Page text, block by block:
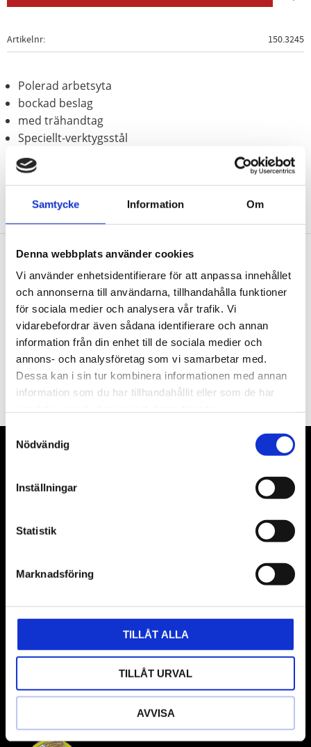
Samtycke Information Om
Denna webbplats använder cookies
Vi använder enhetsidentifierare för att anpassa innehållet
och annonserna till användarna, tillhandahålla funktioner
för sociala medier och analysera vår trafik. Vi
vidarebefordrar även sådana identifierare och annan
information från din enhet till de sociala medier och
annons- och analysföretag som vi samarbetar med.
Dessa kan i sin tur kombinera informationen med annan
information som du har tillhandahållit eller som de har
Samtyckesval
Nödvändig
Inställningar
Statistik
Marknadsföring
TILLÅT ALLA
TILLÅT URVAL
AVVISA
Artikelnr 150.3245
Polerad arbetsyta
bockad beslag
med trähandtag
Speciellt-verktygsstål
Nyhetsbrev
PRENUMERERA
Våra främsta leverantörer är KS Tools verktyg, ATH billyftar
gärna om vad som helst då vi gör vårt yttersta för att hjälpa